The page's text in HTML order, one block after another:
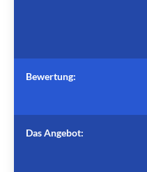
Bewertung:
Das Angebot: